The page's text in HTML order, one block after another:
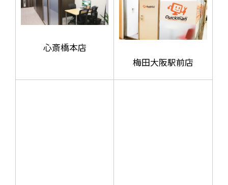
心斎橋本店
梅田大阪駅前店